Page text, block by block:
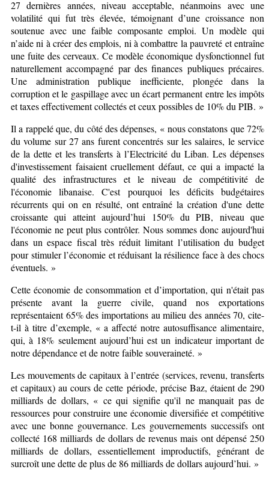
27 dernières années, niveau acceptable, néanmoins avec une
volatilité qui fut très élevée, témoignant d’une croissance non
soutenue avec une faible composante emploi. Un modèle qui
n’aide ni à créer des emplois, ni à combattre la pauvreté et entraîne
une fuite des cerveaux. Ce modèle économique dysfonctionnel fut
naturellement accompagné par des finances publiques précaires.
Une administration publique inefficiente, plongée dans la
corruption et le gaspillage avec un écart permanent entre les impôts
et taxes effectivement collectés et ceux possibles de 10% du PIB. »
Il a rappelé que, du côté des dépenses, « nous constatons que 72%
du volume sur 27 ans furent concentrés sur les salaires, le service
de la dette et les transferts à l’Electricité du Liban. Les dépenses
d'investissement faisaient cruellement défaut, ce qui a impacté la
qualité des infrastructures et le niveau de compétitivité de
l'économie libanaise. C'est pourquoi les déficits budgétaires
récurrents qui on en résulté, ont entraîné la création d'une dette
croissante qui atteint aujourd’hui 150% du PIB, niveau que
l'économie ne peut plus contrôler. Nous sommes donc aujourd'hui
dans un espace fiscal très réduit limitant l’utilisation du budget
pour stimuler l’économie et réduisant la résilience face à des chocs
éventuels. »
Cette économie de consommation et d’importation, qui n'était pas
présente avant la guerre civile, quand nos exportations
représentaient 65% des importations au milieu des années 70, cite-
t-il à titre d’exemple, « a affecté notre autosuffisance alimentaire,
qui, à 18% seulement aujourd’hui est un indicateur important de
notre dépendance et de notre faible souveraineté. »
Les mouvements de capitaux à l’entrée (services, revenu, transferts
et capitaux) au cours de cette période, précise Baz, étaient de 290
milliards de dollars, « ce qui signifie qu'il ne manquait pas de
ressources pour construire une économie diversifiée et compétitive
avec une bonne gouvernance. Les gouvernements successifs ont
collecté 168 milliards de dollars de revenus mais ont dépensé 250
milliards de dollars, essentiellement improductifs, générant de
surcroît une dette de plus de 86 milliards de dollars aujourd’hui. »